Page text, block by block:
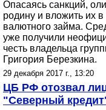
Опасаясь санкций,
родину и вложить их в
валютного займа.
уже получили
честь владельца
Григория Березкина.
29 декабря 2017 г., 13:20
ЦБ РФ отозвал
"Северный